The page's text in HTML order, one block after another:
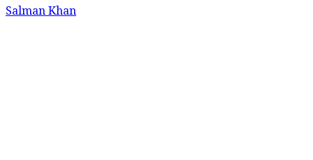
Salman Khan